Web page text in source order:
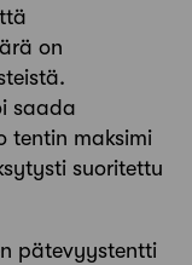
on
saada
tentin maksimi
suoritettu
pätevyystentti